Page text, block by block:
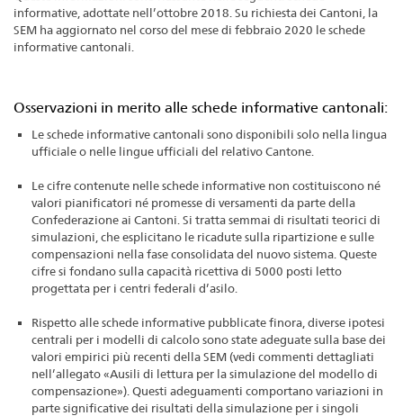
informative, adottate nell’ottobre 2018. Su richiesta dei Cantoni, la
SEM ha aggiornato nel corso del mese di febbraio 2020 le schede
informative cantonali.
Osservazioni in merito alle schede informative cantonali:
Le schede informative cantonali sono disponibili solo nella lingua
ufficiale o nelle lingue ufficiali del relativo Cantone.
Le cifre contenute nelle schede informative non costituiscono né
valori pianificatori né promesse di versamenti da parte della
Confederazione ai Cantoni. Si tratta semmai di risultati teorici di
simulazioni, che esplicitano le ricadute sulla ripartizione e sulle
compensazioni nella fase consolidata del nuovo sistema. Queste
cifre si fondano sulla capacità ricettiva di 5000 posti letto
progettata per i centri federali d’asilo.
Rispetto alle schede informative pubblicate finora, diverse ipotesi
centrali per i modelli di calcolo sono state adeguate sulla base dei
valori empirici più recenti della SEM (vedi commenti dettagliati
nell’allegato «Ausili di lettura per la simulazione del modello di
compensazione»). Questi adeguamenti comportano variazioni in
parte significative dei risultati della simulazione per i singoli